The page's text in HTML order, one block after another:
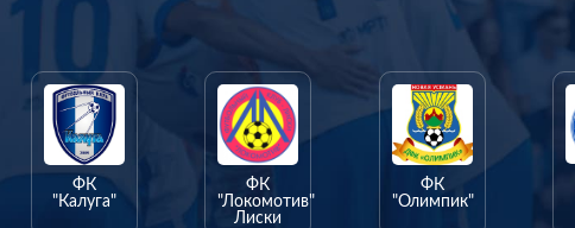
ФК
"Калуга"
ФК
"Локомотив"
Лиски
ФК
"Олимпик"